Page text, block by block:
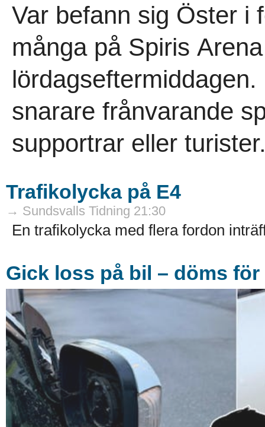
Var befann sig Öster i
många på Spiris
snarare frånvarande
supportrar eller
Trafikolycka på E4
→ Sundsvalls Tidning 21:30
En trafikolycka med flera fordon
Gick loss på bil – döms